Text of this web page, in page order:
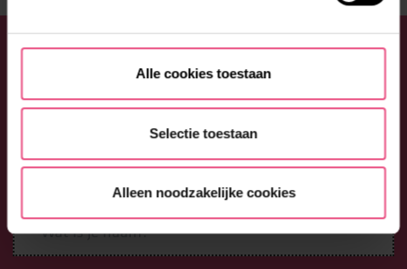
Alle cookies toestaan
Selectie toestaan
Alleen noodzakelijke cookies
WIL JE JE AANMELDEN OF HEB JE
EEN VRAAG?
0026300 (optie 1) of vul onderstaand formulier in. We
begeleiden je graag bij jouw vragen en wensen.